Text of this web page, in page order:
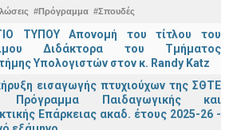
#Πρόγραμμα #Σπουδές
ΤΥΠΟΥ Απονομή του τίτλου του
Διδάκτορα του Τμήματος
Υπολογιστών στον κ. Randy Katz
εισαγωγής πτυχιούχων της ΣΘΤΕ
Πρόγραμμα Παιδαγωγικής και
Επάρκειας ακαδ. έτους 2025-26 -